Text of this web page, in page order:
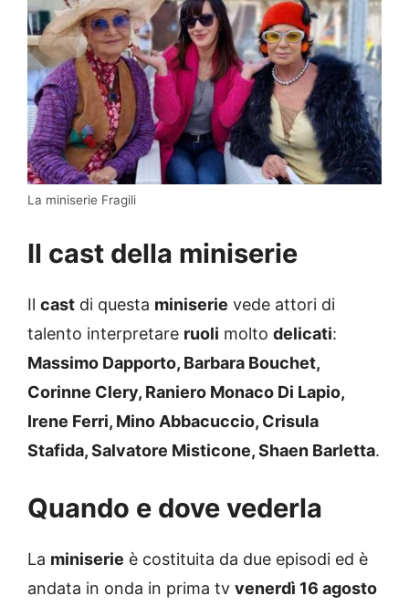
La miniserie Fragili
Il cast della miniserie
Il cast di questa miniserie vede attori di
talento interpretare ruoli molto delicati:
Massimo Dapporto, Barbara Bouchet,
Corinne Clery, Raniero Monaco Di Lapio,
Irene Ferri, Mino Abbacuccio, Crisula
Stafida, Salvatore Misticone, Shaen Barletta.
Quando e dove vederla
La miniserie è costituita da due episodi ed è
andata in onda in prima tv venerdì 16 agosto